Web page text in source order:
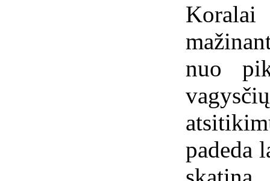
Koralai
nuo
padeda